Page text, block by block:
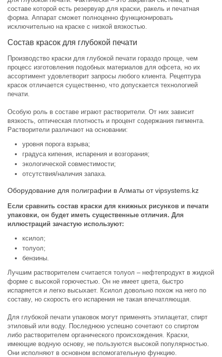
составе которой есть резервуар для краски, ракель и печатная
форма. Аппарат сможет полноценно функционировать
исключительно на краске с низкой вязкостью.
Состав красок для глубокой печати
Производство краски для глубокой печати гораздо проще, чем
процесс изготовления подобных материалов для офсета, но их
ассортимент удовлетворит запросы любого клиента. Рецептура
красок отличается существенно, что допускается технологией
печати.
Особую роль в составе играют растворители. От них зависит
вязкость, оптическая плотность и процент содержания пигмента.
Растворители различают на основании:
уровня порога взрыва;
градуса кипения, испарения и возгорания;
экологической совместимости;
отсутствия/наличия запаха.
Оборудование для полиграфии в Алматы от vipsystems.kz
Если сравнить состав краски для книжных рисунков и печати
упаковки, он будет иметь существенные отличия. Для
иллюстраций зачастую используют:
ксилол;
толуол;
бензины.
Лучшим растворителем считается толуол – нефтепродукт в жидкой
форме с высокой горючестью. Он не имеет цвета, быстро
испаряется и легко высыхает. Ксилол довольно похож на него по
составу, но скорость его испарения не такая впечатляющая.
Для глубокой печати упаковок могут применять этилацетат, спирт
этиловый или воду. Последнюю успешно сочетают со спиртом
либо растворителем органического происхождения. Краски,
имеющие водную основу, не пользуются высокой популярностью.
Они исполняют в основном вспомогательную функцию.